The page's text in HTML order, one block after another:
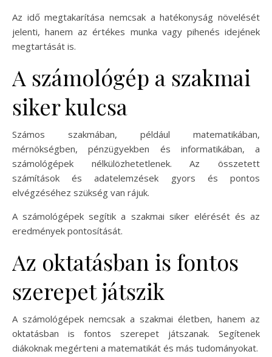
Az idő megtakarítása nemcsak a hatékonyság növelését
jelenti, hanem az értékes munka vagy pihenés idejének
megtartását is.
A számológép a szakmai
siker kulcsa
Számos szakmában, például matematikában,
mérnökségben, pénzügyekben és informatikában, a
számológépek nélkülözhetetlenek. Az összetett
számítások és adatelemzések gyors és pontos
elvégzéséhez szükség van rájuk.
A számológépek segítik a szakmai siker elérését és az
eredmények pontosítását.
Az oktatásban is fontos
szerepet játszik
A számológépek nemcsak a szakmai életben, hanem az
oktatásban is fontos szerepet játszanak. Segítenek
diákoknak megérteni a matematikát és más tudományokat.